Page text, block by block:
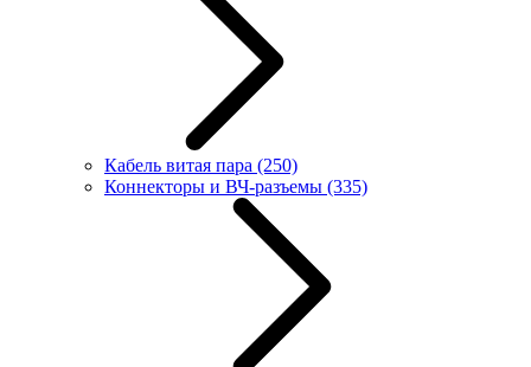
Кабель витая пара (250)
Коннекторы и ВЧ-разъемы (335)